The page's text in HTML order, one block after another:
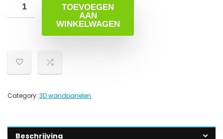
TOEVOEGEN
AAN
WINKELWAGEN
Category: 3D wandpanelen
Beschrijving